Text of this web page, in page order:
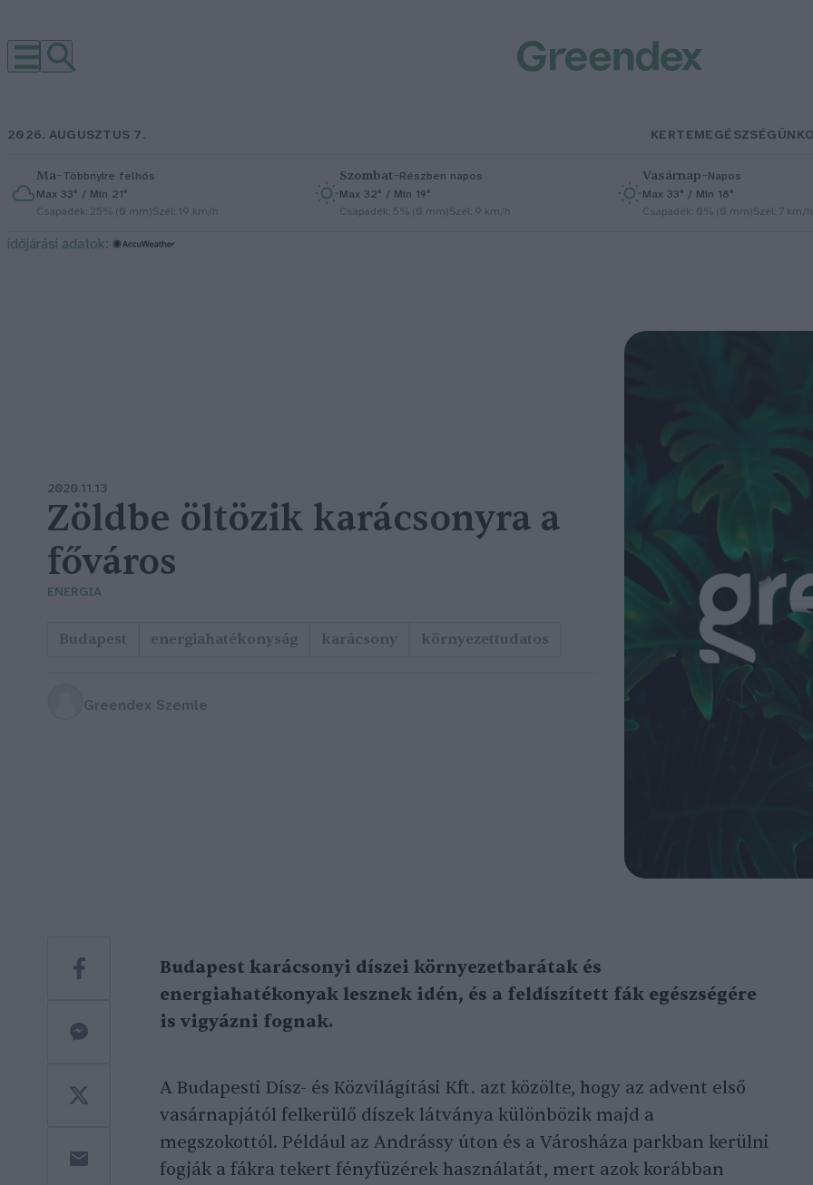
2026. AUGUSZTUS 7. KERTEMEGÉSZSÉGÜNK
Ma–Többnyire felhős
Max 33° / Min 21°
Csapadék: 25% (0 mm)Szél: 19 km/h
Szombat–Részben napos
Max 32° / Min 19°
Csapadék: 5% (0 mm)Szél: 9 km/h
Vasárnap–Napos
Max 33° / Min 18°
Csapadék: 0% (0 mm)Szél: 7 km/h
időjárási adatok:
2020.11.13
Zöldbe öltözik karácsonyra a
főváros
ENERGIA
Budapest energiahatékonyság karácsony környezettudatos
Greendex Szemle
Budapest karácsonyi díszei környezetbarátak és
energiahatékonyak lesznek idén, és a feldíszített fák egészségére
is vigyázni fognak.
A Budapesti Dísz- és Közvilágítási Kft. azt közölte, hogy az advent első
vasárnapjától felkerülő díszek látványa különbözik majd a
megszokottól. Például az Andrássy úton és a Városháza parkban kerülni
fogják a fákra tekert fényfüzérek használatát, mert azok korábban